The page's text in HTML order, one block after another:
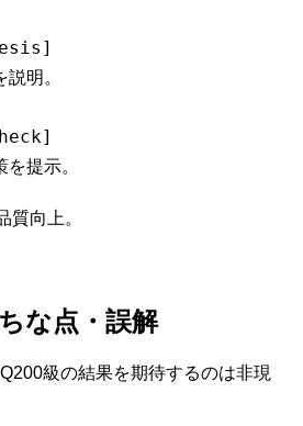
明。
提示。
質向上。
な点・誤解
級の結果を期待するのは非現